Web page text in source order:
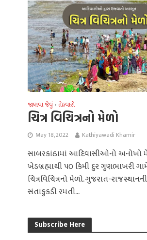
જાણવા જેવું • તેહવારો
ચિત્ર વિચિત્રનો મેળો
May 18, 2022 Kathiyawadi Khamir
સાબરકાંઠામાં આદિવાસીઓનો
ખેડબ્રહ્માથી ૫૦ કિમી દુર ગુણભાખરી
ચિત્રવિચિત્રનો મેળો. ગુજરાત-
સંતાકુકડી રમતી...
Subscribe Here